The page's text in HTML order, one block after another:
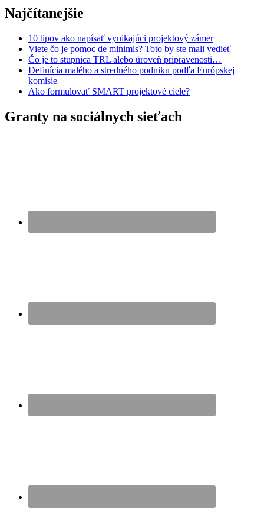
Najčítanejšie
10 tipov ako napísať vynikajúci projektový zámer
Viete čo je pomoc de minimis? Toto by ste mali vedieť
Čo je to stupnica TRL alebo úroveň pripravenosti…
Definícia malého a stredného podniku podľa Európskej
komisie
Ako formulovať SMART projektové ciele?
Granty na sociálnych sieťach